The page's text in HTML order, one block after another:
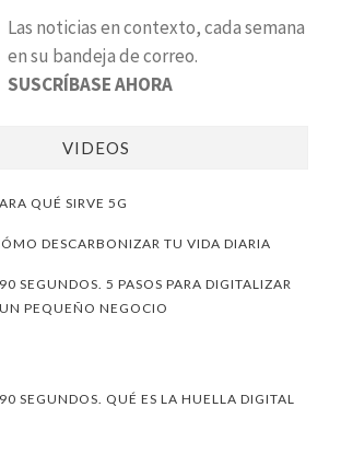
Las noticias en contexto, cada semana
en su bandeja de correo.
SUSCRÍBASE AHORA
VIDEOS
QUÉ SIRVE 5G
DESCARBONIZAR TU VIDA DIARIA
90 SEGUNDOS. 5 PASOS PARA DIGITALIZAR
UN PEQUEÑO NEGOCIO
90 SEGUNDOS. QUÉ ES LA HUELLA DIGITAL